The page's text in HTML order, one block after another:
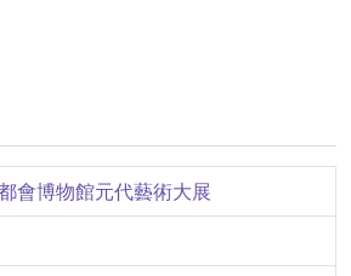
會博物館元代藝術大展